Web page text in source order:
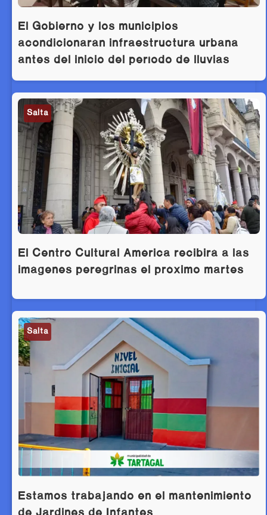
El Gobierno y los municipios
acondicionarán infraestructura urbana
antes del inicio del período de lluvias
Salta
El Centro Cultural América recibirá a las
imágenes peregrinas el próximo martes
Salta
Estamos trabajando en el mantenimiento